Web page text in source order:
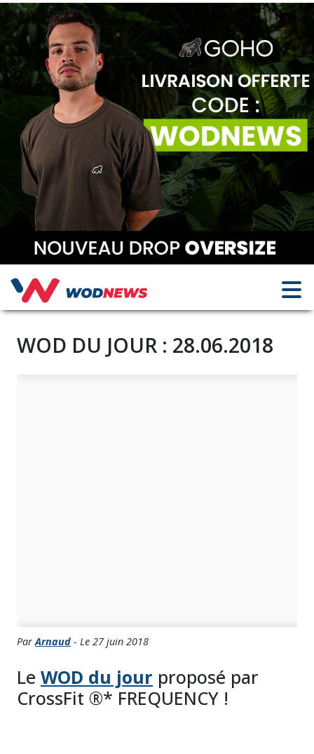
WOD DU JOUR : 28.06.2018
ParArnaud - Le 27 juin 2018
Le WOD du jour proposé par
CrossFit ®* FREQUENCY !